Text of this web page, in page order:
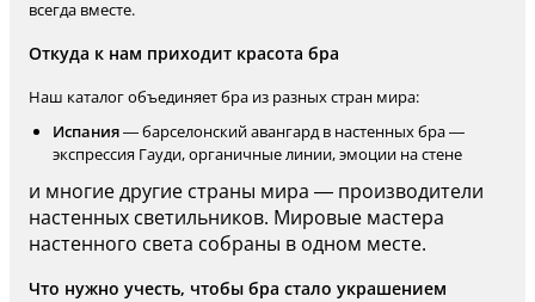
всегда вместе.
Откуда к нам приходит красота бра
Наш каталог объединяет бра из разных стран мира:
Испания— барселонский авангард в настенных бра —
экспрессия Гауди, органичные линии, эмоции на стене
и многие другие страны мира — производители
настенных светильников. Мировые мастера
настенного света собраны в одном месте.
Что нужно учесть, чтобы бра стало украшением